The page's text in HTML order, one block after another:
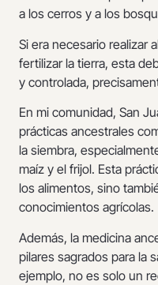
a los cerros y a los
Si era necesario realizar
fertilizar la tierra, esta
y controlada,
En mi comunidad, San
prácticas ancestrales
la siembra,
maíz y el frijol. Esta
los alimentos, sino
conocimientos agrícolas.
Además, la medicina
pilares sagrados para la
ejemplo, no es solo un